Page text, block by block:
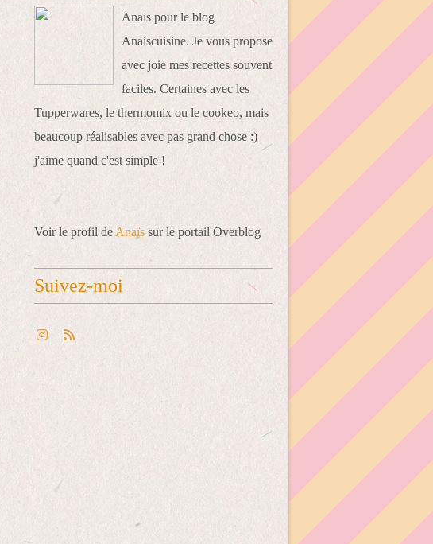
Anais pour le blog
Anaiscuisine. Je vous propose
avec joie mes recettes souvent
faciles. Certaines avec les
Tupperwares, le thermomix ou le cookeo, mais
beaucoup réalisables avec pas grand chose :)
j'aime quand c'est simple !
Voir le profil de Anaïs sur le portail Overblog
Suivez-moi